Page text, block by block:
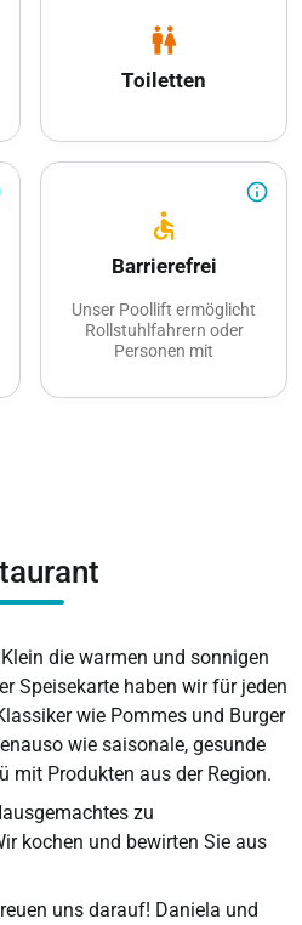
wc
Toiletten
info_outline
accessible
Barrierefrei
Unser Poollift ermöglicht
Rollstuhlfahrern oder
Personen mit
die warmen und sonnigen
Speisekarte haben wir für jeden
wie Pommes und Burger
wie saisonale, gesunde
mit Produkten aus der Region.
zu
kochen und bewirten Sie aus
uns darauf! Daniela und